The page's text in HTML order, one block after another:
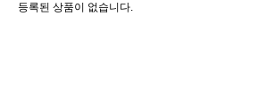
등록된 상품이 없습니다.